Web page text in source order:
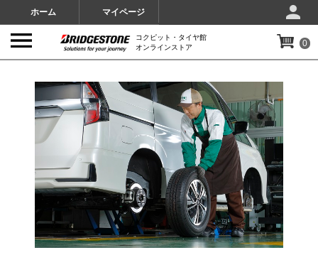
ホーム マイページ
コクピット・タイヤ館
オンラインストア
0